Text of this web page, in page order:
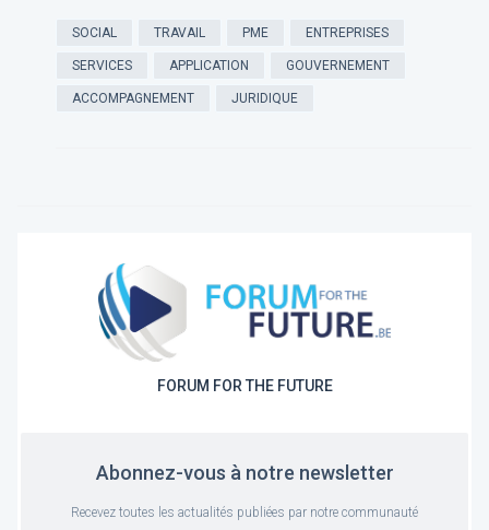
SOCIAL TRAVAIL PME ENTREPRISES
SERVICES APPLICATION GOUVERNEMENT
ACCOMPAGNEMENT JURIDIQUE
FORUM FOR THE FUTURE
Abonnez-vous à notre newsletter
Recevez toutes les actualités publiées par notre communauté